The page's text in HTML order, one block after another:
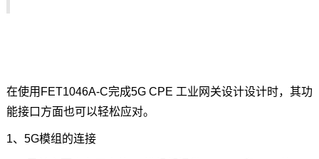
在使用FET1046A-C完成5G CPE 工业网关设计设计时，其功
能接口方面也可以轻松应对。
1、 5G模组 的连接